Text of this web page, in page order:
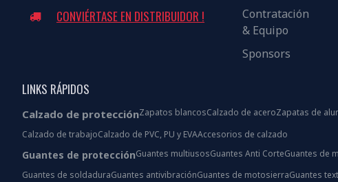
CONVIÉRTASE EN DISTRIBUIDOR !
Contratación
& Equipo
Sponsors
LINKS RÁPIDOS
Calzado de protecciónZapatos blancosCalzado de aceroZapatas de
Calzado de trabajoCalzado de PVC, PU y EVAAccesorios de calzado
Guantes de protecciónGuantes multiusosGuantes Anti CorteGuantes de
Guantes de soldaduraGuantes antivibraciónGuantes de motosierraGuantes